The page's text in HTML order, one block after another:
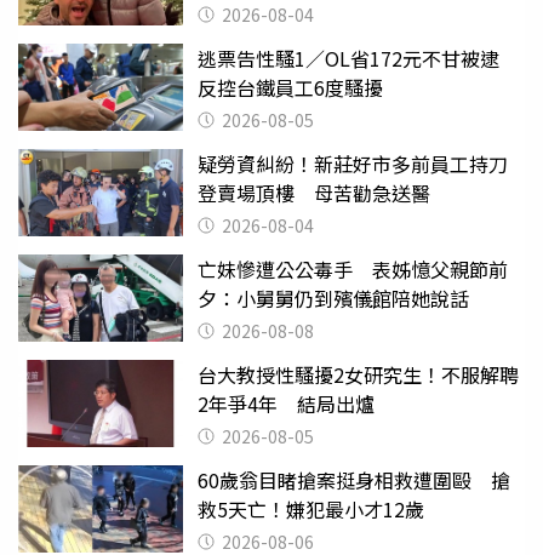
2026-08-04
逃票告性騷1／OL省172元不甘被逮
反控台鐵員工6度騷擾
2026-08-05
疑勞資糾紛！新莊好市多前員工持刀
登賣場頂樓 母苦勸急送醫
2026-08-04
亡妹慘遭公公毒手 表姊憶父親節前
夕：小舅舅仍到殯儀館陪她說話
2026-08-08
台大教授性騷擾2女研究生！不服解聘
2年爭4年 結局出爐
2026-08-05
60歲翁目睹搶案挺身相救遭圍毆 搶
救5天亡！嫌犯最小才12歲
2026-08-06